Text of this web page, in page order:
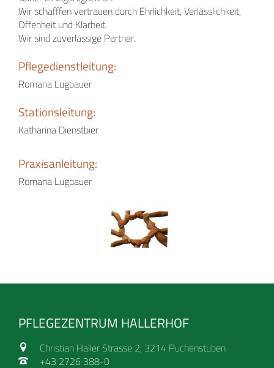
Wir schafffen vertrauen durch Ehrlichkeit, Verlässlichkeit,
Offenheit und Klarheit.
Wir sind zuverlässige Partner.
Pflegedienstleitung:
Romana Lugbauer
Stationsleitung:
Katharina Dienstbier
Praxisanleitung:
Romana Lugbauer
PFLEGEZENTRUM HALLERHOF
Christian Haller Strasse 2, 3214 Puchenstuben
+43 2726 388-0